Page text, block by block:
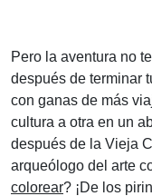
Pero la aventura no
después de terminar
con ganas de más
cultura a otra en un
después de la Vieja
arqueólogo del arte
colorear? ¡De los